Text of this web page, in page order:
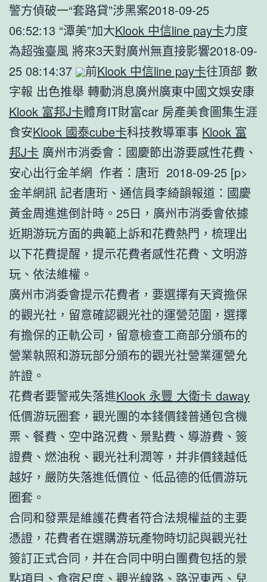
警方偵破一“套路貸”涉黑案2018-09-25
06:52:13 “潭美”加大Klook 中信line pay卡力度
為超強臺風 將來3天對廣州無直接影響2018-09-
25 08:14:37
前Klook 中信line pay卡往頂部 數
字報 出色推舉 轉動消息廣州廣東中國文娛安康
Klook 富邦J卡體育IT財富car 房產美食圖集生涯
食安Klook 國泰cube卡科技教導軍事 Klook 富
邦J卡 廣州市消委會：國慶節出游要感性花費、
安心出行金羊網 作者：唐珩 2018-09-25 [p>
金羊網訊 記者唐珩、通信員李綺韻報道：國慶
黃金周進進倒計時。25日，廣州市消委會依據
近期游玩方面的典範上訴和花費熱門，梳理出
以下花費提醒，提示花費者感性花費、文明游
玩、依法維權。
廣州市消委會提示花費者，要選擇有天資擔保
的觀光社，留意確認觀光社的運營范圍，選擇
有擔保的正軌公司，留意檢查工商部分頒布的
營業執照和游玩部分頒布的觀光社營業運營允
許證。
花費者要警戒失落進Klook 永豐 大衛卡 daway
低價游玩圈套，觀光團的本錢價錢普通包含機
票、餐費、空中路況費、景點費、導游費、簽
證費、燃油稅、觀光社利潤等，并非價錢越低
越好，嚴防失落進低價位、低品德的低價游玩
圈套。
合同和發票是維護花費者符合法規權益的主要
憑證，花費者在選購游玩產物時切記與觀光社
簽訂正式合同，并在合同中明白團費包括的景
點項目、食宿尺度、觀光線路、路況東西、兒